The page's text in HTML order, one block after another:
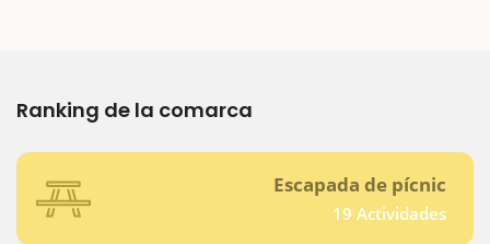
Ranking de la comarca
Escapada de pícnic
19 Actividades